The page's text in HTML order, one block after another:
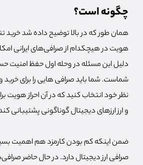
چگونه است؟
همان طور که در بالا توضیح داده شد خرید
هویت در هیچکدام از صرافی‌های ایرانی
دلیل این مسئله در وحله اول حفظ امنیت
شماست. شما باید صرافی هایی را برای خرید
نظر خود انتخاب کنید که در آن احراز هویت
و ارز ارز‌های دیجیتال گوناگونی پشتیبانی
ضمن اینکه کم بودن کارمزد هم اهمیت
صرافی ارز دیجیتال دارد. در حال حاضر